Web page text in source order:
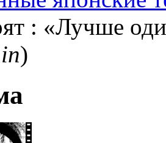
: «Лучше
)